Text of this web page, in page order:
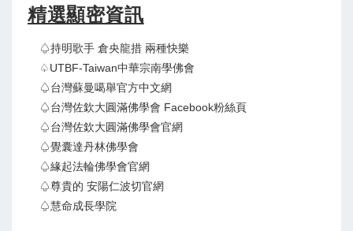
精選顯密資訊
♤持明歌手 倉央龍措 兩種快樂
♤UTBF-Taiwan中華宗南學佛會
♤台灣蘇曼噶舉官方中文網
♤台灣佐欽大圓滿佛學會 Facebook粉絲頁
♤台灣佐欽大圓滿佛學會官網
♤覺囊達丹林佛學會
♤緣起法輪佛學會官網
♤尊貴的 安陽仁波切官網
♤慧命成長學院